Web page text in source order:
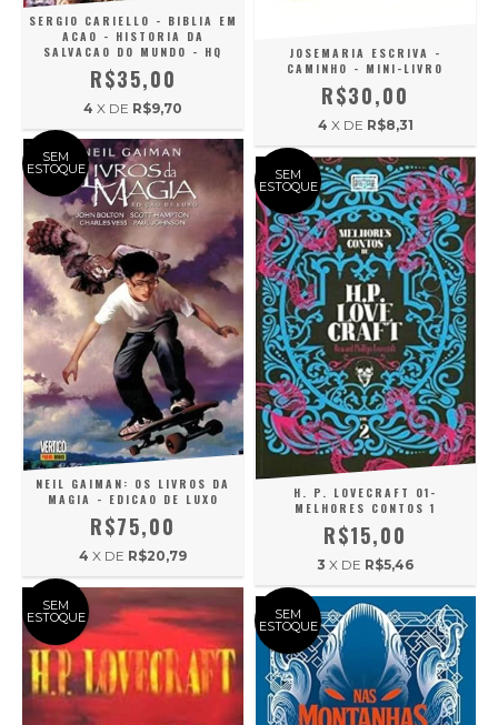
SERGIO CARIELLO - BIBLIA EM
ACAO - HISTORIA DA
SALVACAO DO MUNDO - HQ
R$35,00
4 X DE R$9,70
JOSEMARIA ESCRIVA -
CAMINHO - MINI-LIVRO
R$30,00
4 X DE R$8,31
SEM
ESTOQUE
NEIL GAIMAN: OS LIVROS DA
MAGIA - EDICAO DE LUXO
R$75,00
4 X DE R$20,79
SEM
ESTOQUE
H. P. LOVECRAFT 01-
MELHORES CONTOS 1
R$15,00
3 X DE R$5,46
SEM
ESTOQUE SEM
ESTOQUE